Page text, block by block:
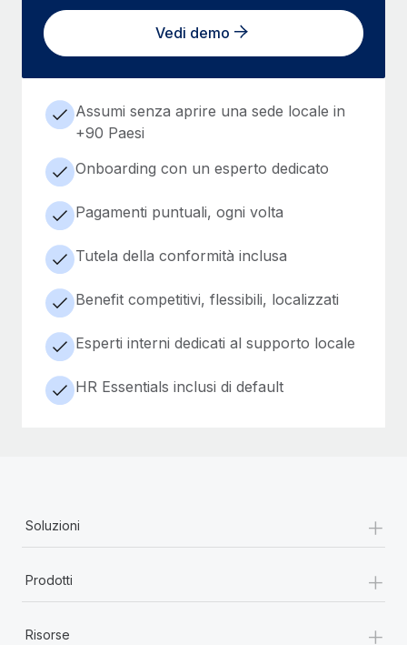
Vedi demo
Assumi senza aprire una sede locale in
+90 Paesi
Onboarding con un esperto dedicato
Pagamenti puntuali, ogni volta
Tutela della conformità inclusa
Benefit competitivi, flessibili, localizzati
Esperti interni dedicati al supporto locale
HR Essentials inclusi di default
Soluzioni +
Prodotti +
Risorse +